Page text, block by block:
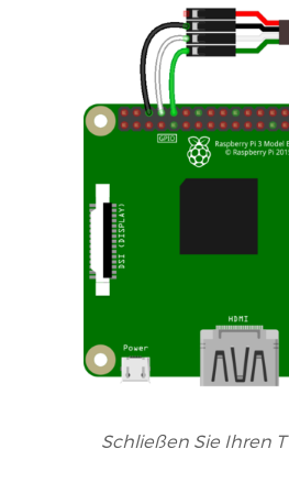
Schließen Sie Ihren